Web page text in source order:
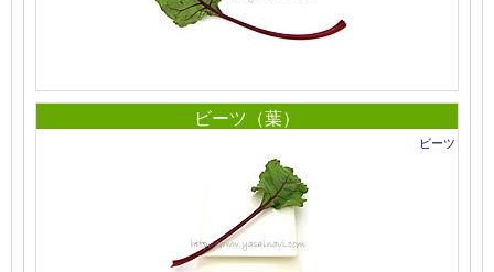
ビーツ（葉）
ビーツ